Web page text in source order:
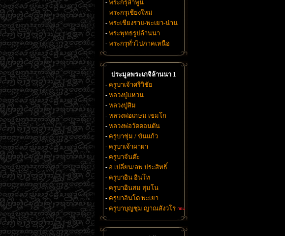
- พระกรุลำพูน
- พระกรุเชียงใหม่
- พระเชียงราย-พะเยา-น่าน
- พระพุทธรูปล้านนา
- พระกรุทั่วไปภาคเหนือ
ประมูลพระเกจิล้านนา 1
- ครูบาเจ้าศรีวิชัย
- หลวงปู่แหวน
- หลวงปู่สิม
- หลวงพ่อเกษม เขมโก
- หลวงพ่อวัดดอนตัน
- ครูบาชุ่ม / ขันแก้ว
- ครูบาเจ้าผาผ่า
- ครูบาจันต๊ะ
- อ.เปลี่ยน/ลพ.ประสิทธิ์
- ครูบาอิน อินโท
- ครูบาอินสม สุมโน
- ครูบาอินโต พะเยา
- ครูบาบุญชุ่ม ญาณสังวโร